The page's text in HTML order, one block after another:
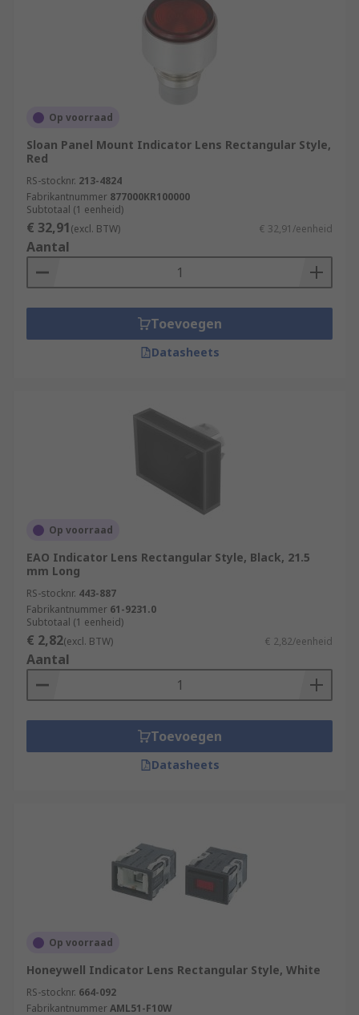
Op voorraad
Sloan Panel Mount Indicator Lens Rectangular Style,
Red
RS-stocknr. 213-4824
Fabrikantnummer 877000KR100000
Subtotaal (1 eenheid)
€ 32,91(excl. BTW) € 32,91/eenheid
Aantal
Toevoegen
Datasheets
Op voorraad
EAO Indicator Lens Rectangular Style, Black, 21.5
mm Long
RS-stocknr. 443-887
Fabrikantnummer 61-9231.0
Subtotaal (1 eenheid)
€ 2,82(excl. BTW) € 2,82/eenheid
Aantal
Toevoegen
Datasheets
Op voorraad
Honeywell Indicator Lens Rectangular Style, White
RS-stocknr. 664-092
FabrikantnummerAML51-F10W